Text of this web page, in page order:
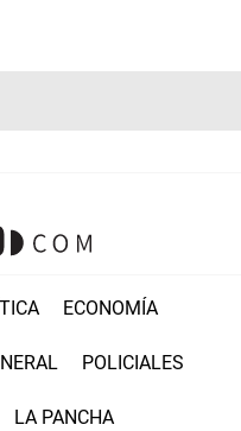
ECONOMÍA
POLICIALES
LA PANCHA